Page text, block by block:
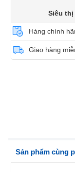
Siêu
Hàng chính
Giao hàng
Sản phẩm cùng